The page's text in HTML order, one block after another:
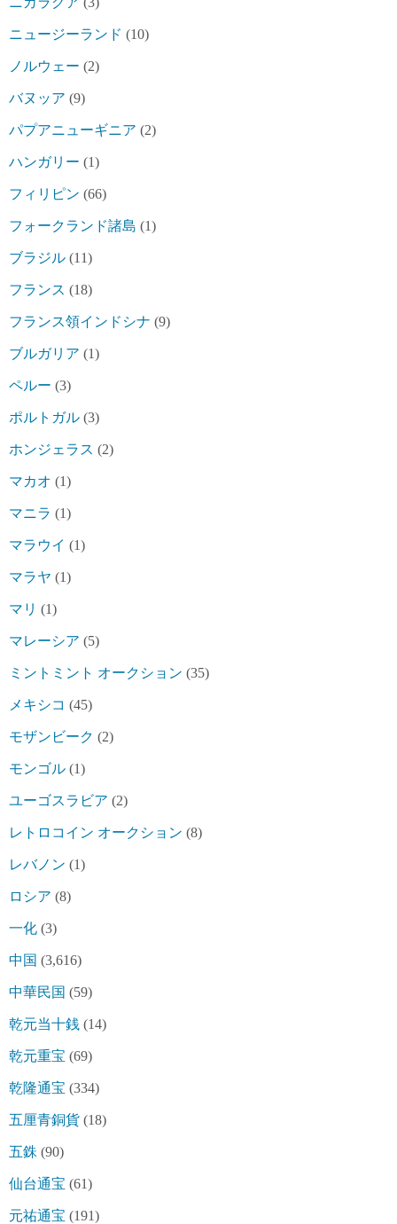
ニュージーランド (10)
ノルウェー (2)
バヌッア (9)
パプアニューギニア (2)
ハンガリー (1)
フィリピン (66)
フォークランド諸島 (1)
ブラジル (11)
フランス (18)
フランス領インドシナ (9)
ブルガリア (1)
ペルー (3)
ポルトガル (3)
ホンジェラス (2)
マカオ (1)
マニラ (1)
マラウイ (1)
マラヤ (1)
マリ (1)
マレーシア (5)
ミントミント オークション (35)
メキシコ (45)
モザンビーク (2)
モンゴル (1)
ユーゴスラビア (2)
レトロコイン オークション (8)
レバノン (1)
ロシア (8)
一化 (3)
中国 (3,616)
中華民国 (59)
乾元当十銭 (14)
乾元重宝 (69)
乾隆通宝 (334)
五厘青銅貨 (18)
五銖 (90)
仙台通宝 (61)
元祐通宝 (191)